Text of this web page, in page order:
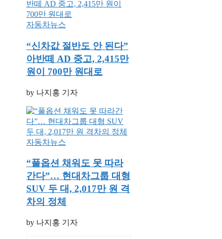
자동차뉴스
“신차값 절반도 안 된다”
아반떼 AD 중고, 2,415만
원이 700만 원대로
by 나지홍 기자
자동차뉴스
“풀옵션 채워도 못 따라
간다”… 현대차그룹 대형
SUV 두 대, 2,017만 원 격
차의 정체
by 나지홍 기자